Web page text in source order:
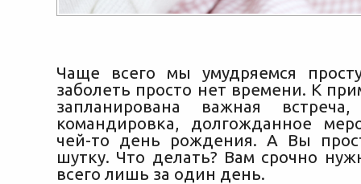
Чаще всего мы умудряемся
заболеть просто нет времени. К
запланирована важная встреча,
командировка, долгожданное
чей-то день рождения. А Вы
шутку. Что делать? Вам срочно
всего лишь за один день.